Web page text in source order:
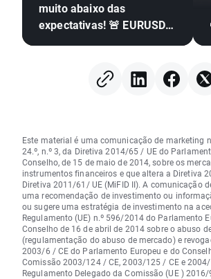
muito abaixo das
expectativas! 🚨 EURUSD
Este material é uma comunicação de marketing
24.º, n.º 3, da Diretiva 2014/65 / UE do
Conselho, de 15 de maio de 2014, sobre os
instrumentos financeiros e que altera a Diretiva
Diretiva 2011/61/ UE (MiFID II). A comunicação
uma recomendação de investimento ou
ou sugere uma estratégia de investimento na
Regulamento (UE) n.º 596/2014 do Parlamento
Conselho de 16 de abril de 2014 sobre o abuso
(regulamentação do abuso de mercado) e
2003/6 / CE do Parlamento Europeu e do
Comissão 2003/124 / CE, 2003/125 / CE e
Regulamento Delegado da Comissão (UE )